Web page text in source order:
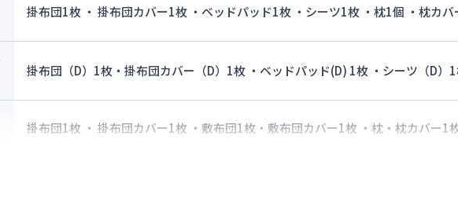
掛布団1枚 ・ 掛布団カバー1枚 ・ベッドパッド1枚 ・シーツ1枚 ・枕1個 ・枕カ
掛布団（D）1枚・掛布団カバー（D）1枚 ・ベッドパッド(D) 1枚 ・シーツ（D）
掛布団1枚 ・ 掛布団カバー1枚 ・敷布団1枚・敷布団カバー1枚 ・枕・枕カバー1